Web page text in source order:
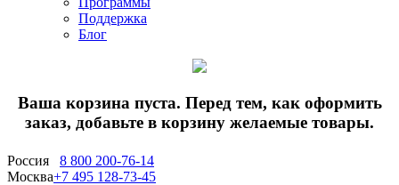
Поддержка
Блог
Ваша корзина пуста. Перед тем, как оформить
заказ, добавьте в корзину желаемые товары.
Россия
8 800 200-76-14
Москва+7 495 128-73-45